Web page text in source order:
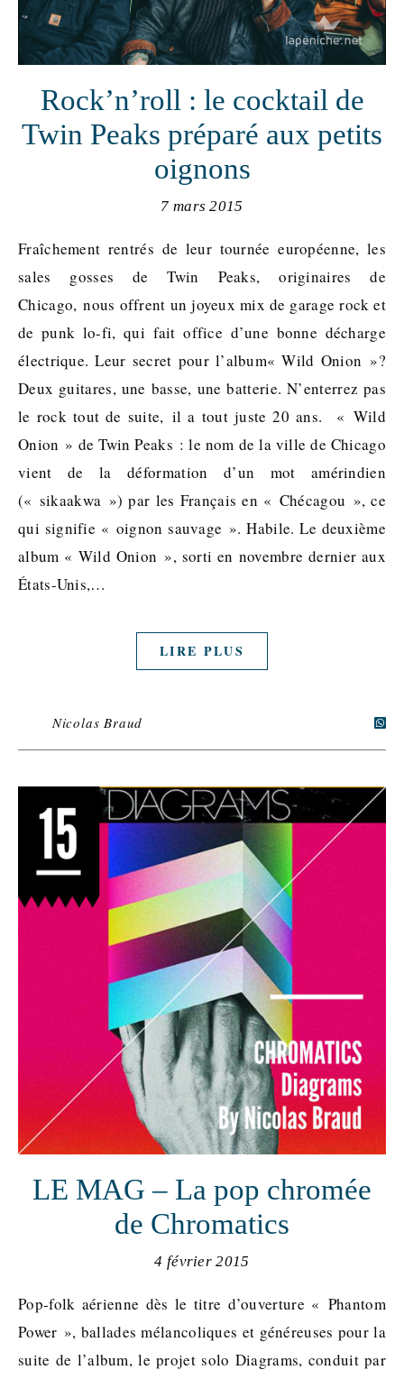
Rock’n’roll : le cocktail de
Twin Peaks préparé aux petits
oignons
7 mars 2015
Fraîchement rentrés de leur tournée européenne, les
sales gosses de Twin Peaks, originaires de
Chicago, nous offrent un joyeux mix de garage rock et
de punk lo-fi, qui fait office d’une bonne décharge
électrique. Leur secret pour l’album« Wild Onion »?
Deux guitares, une basse, une batterie. N’enterrez pas
le rock tout de suite, il a tout juste 20 ans. « Wild
Onion » de Twin Peaks : le nom de la ville de Chicago
vient de la déformation d’un mot amérindien
(« sikaakwa ») par les Français en « Chécagou », ce
qui signifie « oignon sauvage ». Habile. Le deuxième
album « Wild Onion », sorti en novembre dernier aux
États-Unis,…
LIRE PLUS
Nicolas Braud
LE MAG – La pop chromée
de Chromatics
4 février 2015
Pop-folk aérienne dès le titre d’ouverture « Phantom
Power », ballades mélancoliques et généreuses pour la
suite de l’album, le projet solo Diagrams, conduit par